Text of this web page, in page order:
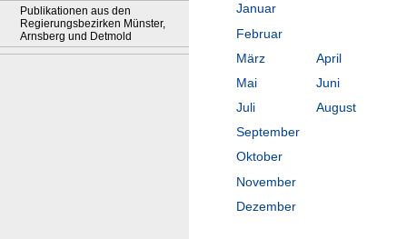
Publikationen aus den
Regierungsbezirken Münster,
Arnsberg und Detmold
Januar
Februar
März
April
Mai
Juni
Juli
August
September
Oktober
November
Dezember